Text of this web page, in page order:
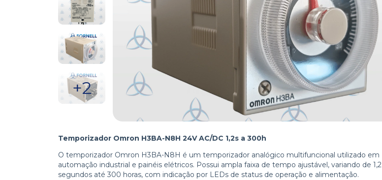
+2
Temporizador Omron H3BA-N8H 24V AC/DC 1,2s a 300h
O temporizador Omron H3BA-N8H é um temporizador analógico multifuncional utilizado em
automação industrial e painéis elétricos. Possui ampla faixa de tempo ajustável, variando de 1,2
segundos até 300 horas, com indicação por LEDs de status de operação e alimentação.